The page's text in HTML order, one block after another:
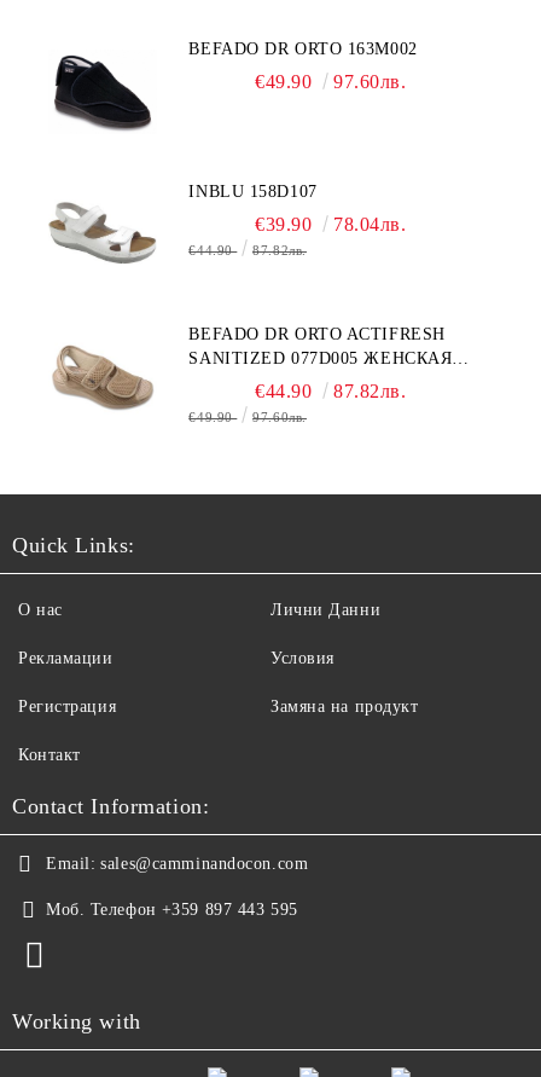
BEFADO DR ORTO 163M002
€49.90 97.60лв.
INBLU 158D107
€39.90 78.04лв.
€44.90 87.82лв.
BEFADO DR ORTO ACTIFRESH
SANITIZED 077D005 ЖЕНСКАЯ
€44.90 87.82лв.
€49.90 97.60лв.
Quick Links:
О нас
Рекламации
Регистрация
Контакт
Лични Данни
Условия
Замяна на продукт
Contact Information:
Email: sales@camminandocon.com
Моб. Телефон +359 897 443 595
Working with